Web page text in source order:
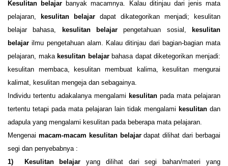
Kesulitan belajar banyak macamnya. Kalau ditinjau dari jenis mata
pelajaran,
kesulitan belajar dapat dikategorikan menjadi; kesulitan
belajar bahasa,
kesulitan belajarpengetahuan sosial, kesulitan
belajar ilmu pengetahuan alam. Kalau ditinjau dari bagian-bagian mata
pelajaran, maka kesulitan belajarbahasa dapat diketegorikan menjadi:
kesulitan membaca, kesulitan membuat kalima, kesulitan mengurai
kalimat, kesulitan mengeja dan sebagainya.
Individu tertentu adakalanya mengalami kesulitan pada mata pelajaran
tertentu tetapi pada mata pelajaran lain tidak mengalami kesulitan dan
adapula yang mengalami kesulitan pada beberapa mata pelajaran.
Mengenai macam-macam kesulitan belajardapat dilihat dari berbagai
segi dan penyebabnya :
1)
Kesulitan belajar
yang dilihat dari segi bahan/materi yang